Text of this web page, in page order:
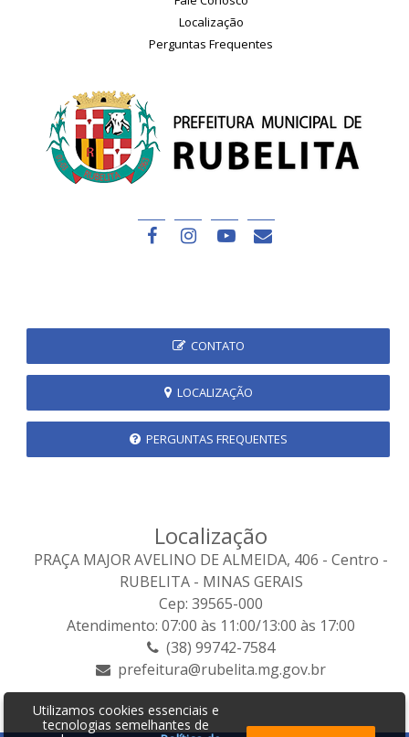
Localização
Perguntas Frequentes
CONTATO
LOCALIZAÇÃO
PERGUNTAS FREQUENTES
Localização
PRAÇA MAJOR AVELINO DE ALMEIDA, 406 - Centro -
RUBELITA - MINAS GERAIS
Cep: 39565-000
Atendimento: 07:00 às 11:00/13:00 às 17:00
(38) 99742-7584
prefeitura@rubelita.mg.gov.br
Utilizamos cookies essenciais e
tecnologias semelhantes de